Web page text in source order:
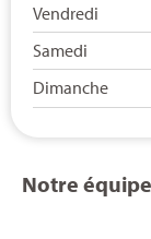
Vendredi
Samedi
Dimanche
Notre